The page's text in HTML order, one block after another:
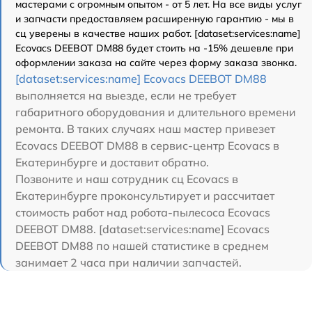
мастерами с огромным опытом - от 5 лет. На все виды услуг
и запчасти предоставляем расширенную гарантию - мы в
сц уверены в качестве наших работ. [dataset:services:name]
Ecovacs DEEBOT DM88 будет стоить на -15% дешевле при
оформлении заказа на сайте через форму заказа звонка.
[dataset:services:name] Ecovacs DEEBOT DM88
выполняется на выезде, если не требует
габаритного оборудования и длительного времени
ремонта. В таких случаях наш мастер привезет
Ecovacs DEEBOT DM88 в сервис-центр Ecovacs в
Екатеринбурге и доставит обратно.
Позвоните и наш сотрудник сц Ecovacs в
Екатеринбурге проконсультирует и рассчитает
стоимость работ над робота-пылесоса Ecovacs
DEEBOT DM88. [dataset:services:name] Ecovacs
DEEBOT DM88 по нашей статистике в среднем
занимает 2 часа при наличии запчастей.